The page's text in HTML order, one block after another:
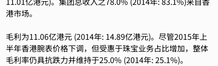
港市场。
毛利为11.06亿港元 (2014年: 14.89亿港元)。尽管2015年上
半年香港腕表价格下调，但受惠于珠宝业务占比增加，整体
毛利率仍具抗跌力并维持于25.0% (2014年: 25.1%)。